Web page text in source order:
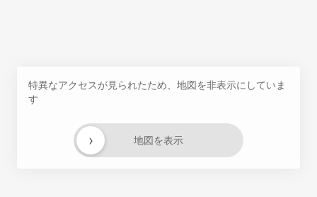
特異なアクセスが見られたため、地図を非表示にしていま
す
地図を表示
›